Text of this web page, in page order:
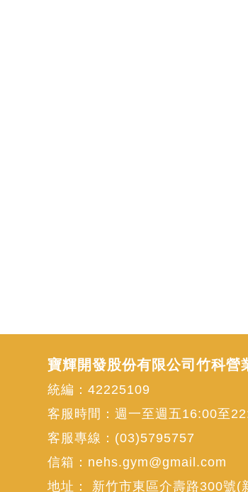
寶輝開發股份有限公司竹科營
統編：42225109
客服時間：週一至週五16:00至
客服專線： (03)5795757
信箱： nehs.gym@gmail.com
地址： 新竹市東區介壽路300號(